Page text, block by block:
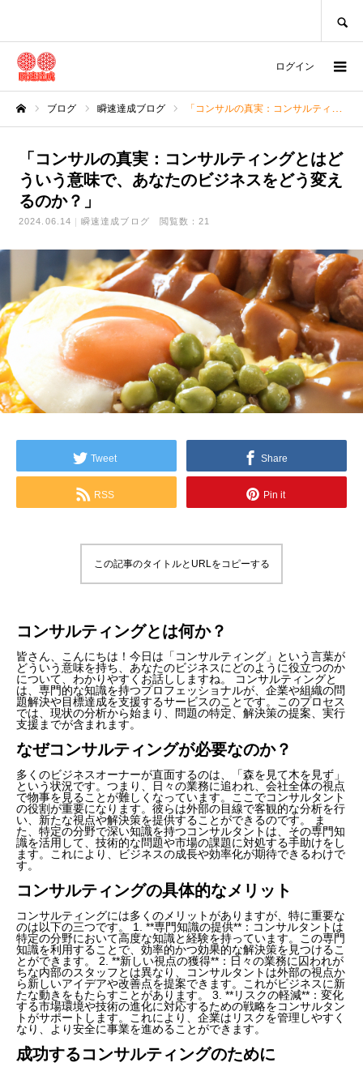
ログイン
ブログ 瞬速達成ブログ 「コンサルの真実：コンサルティングとはどういう意味で、あなたのビジネスをどう変えるのか？」
「コンサルの真実：コンサルティングとはど
ういう意味で、あなたのビジネスをどう変え
るのか？」
2024.06.14 瞬速達成ブログ 閲覧数：21
Tweet Share
RSS Pin it
この記事のタイトルとURLをコピーする
コンサルティングとは何か？
皆さん、こんにちは！今日は「コンサルティング」という言葉が
どういう意味を持ち、あなたのビジネスにどのように役立つのか
について、わかりやすくお話ししますね。 コンサルティングと
は、専門的な知識を持つプロフェッショナルが、企業や組織の問
題解決や目標達成を支援するサービスのことです。このプロセス
では、現状の分析から始まり、問題の特定、解決策の提案、実行
支援までが含まれます。
なぜコンサルティングが必要なのか？
多くのビジネスオーナーが直面するのは、「森を見て木を見ず」
という状況です。つまり、日々の業務に追われ、会社全体の視点
で物事を見ることが難しくなっています。ここでコンサルタント
の役割が重要になります。彼らは外部の目線で客観的な分析を行
い、新たな視点や解決策を提供することができるのです。 ま
た、特定の分野で深い知識を持つコンサルタントは、その専門知
識を活用して、技術的な問題や市場の課題に対処する手助けをし
ます。これにより、ビジネスの成長や効率化が期待できるわけで
す。
コンサルティングの具体的なメリット
コンサルティングには多くのメリットがありますが、特に重要な
のは以下の三つです。 1. **専門知識の提供**：コンサルタントは
特定の分野において高度な知識と経験を持っています。この専門
知識を利用することで、効率的かつ効果的な解決策を見つけるこ
とができます。 2. **新しい視点の獲得**：日々の業務に囚われが
ちな内部のスタッフとは異なり、コンサルタントは外部の視点か
ら新しいアイデアや改善点を提案できます。これがビジネスに新
たな動きをもたらすことがあります。 3. **リスクの軽減**：変化
する市場環境や技術の進化に対応するための戦略をコンサルタン
トがサポートします。これにより、企業はリスクを管理しやすく
なり、より安全に事業を進めることができます。
成功するコンサルティングのために